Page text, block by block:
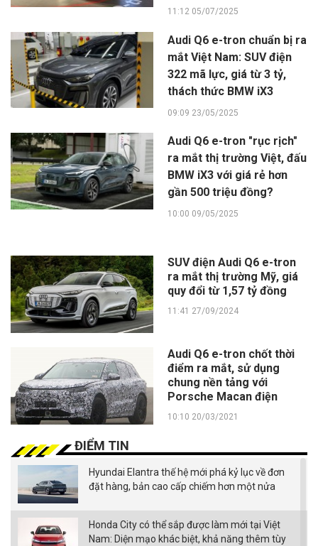
11:12 05/07/2025
Audi Q6 e-tron chuẩn bị ra
mắt Việt Nam: SUV điện
322 mã lực, giá từ 3 tỷ,
thách thức BMW iX3
09:09 23/05/2025
Audi Q6 e-tron "rục rịch"
ra mắt thị trường Việt, đấu
BMW iX3 với giá rẻ hơn
gần 500 triệu đồng?
10:00 09/05/2025
SUV điện Audi Q6 e-tron
ra mắt thị trường Mỹ, giá
quy đổi từ 1,57 tỷ đồng
11:41 27/09/2024
Audi Q6 e-tron chốt thời
điểm ra mắt, sử dụng
chung nền tảng với
Porsche Macan điện
10:10 20/03/2021
ĐIỂM TIN
Hyundai Elantra thế hệ mới phá kỷ lục về đơn
đặt hàng, bản cao cấp chiếm hơn một nửa
Honda City có thể sắp được làm mới tại Việt
Nam: Diện mạo khác biệt, khả năng thêm tùy